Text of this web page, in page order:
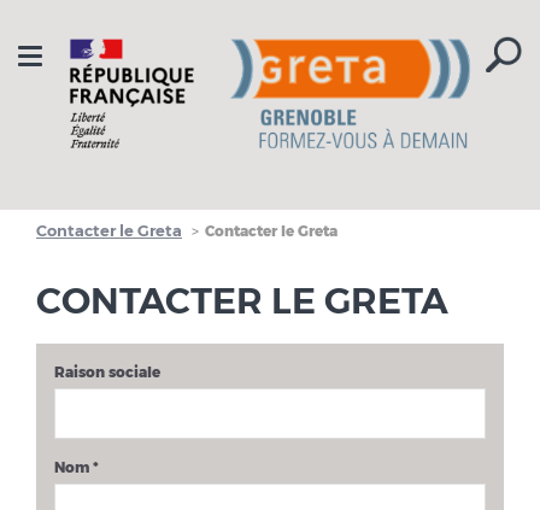
Toggle
navigation
Contacter le Greta Contacter le Greta
CONTACTER LE GRETA
Raison sociale
Nom *